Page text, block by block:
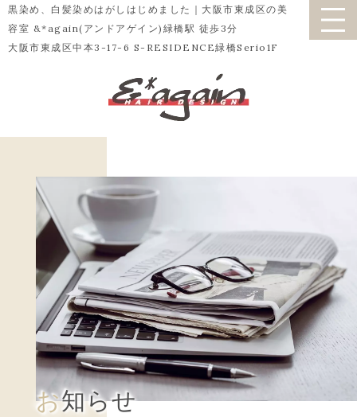
黒染め、白髪染めはがしはじめました｜大阪市東成区の美
容室 &*again(アンドアゲイン)緑橋駅 徒歩3分
大阪市東成区中本3-17-6 S-RESIDENCE緑橋Serio1F
お知らせ